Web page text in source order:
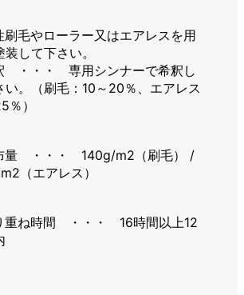
毛やローラー又はエアレスを用
装して下さい。
・・・ 専用シンナーで希釈し
い。（刷毛：10～20％、エアレス
％）
量 ・・・ 140g/m2（刷毛） /
（エアレス）
重ね時間 ・・・ 16時間以上12